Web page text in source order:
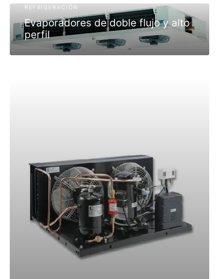
REFRIGERACIÓN
Evaporadores de doble flujo y alto
perfil